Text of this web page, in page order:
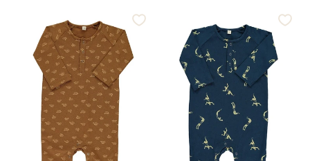
marron
imprimé
marine
imprimé
acrobate